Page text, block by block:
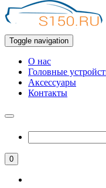
Toggle navigation
О нас
Головные
Аксессуары
Контакты
0